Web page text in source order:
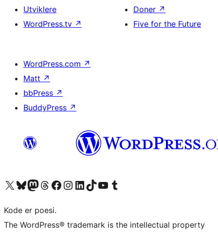
Utviklere
WordPress.tv ↗
Doner ↗
Five for the Future
WordPress.com ↗
Matt ↗
bbPress ↗
BuddyPress ↗
Besøk vår konto på X Visit our Bluesky account
Besøk vår Mastodon-konto
Visit our Threads account
Besøk vår Facebook-sideBesøk vår Instagram-konto
Besøk vår LinkedIn-konto
Visit our TikTok account
Visit our YouTube channel
Visit our Tumblr account
Kode er poesi.
The WordPress® trademark is the intellectual property